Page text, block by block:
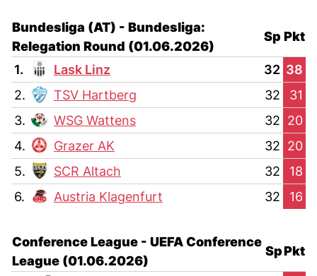
Bundesliga (AT) - Bundesliga:
Relegation Round (01.06.2026)
Sp Pkt
1. Lask Linz 32 38
2.
TSV Hartberg 32
31
3.
WSG Wattens 32 20
4.
Grazer AK 32 20
5.
SCR Altach 32
18
6.
Austria Klagenfurt 32 16
Conference League - UEFA Conference
League (01.06.2026)
SpPkt